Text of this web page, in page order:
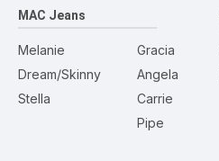
MAC Jeans
Melanie
Dream/Skinny
Stella
Gracia
Angela
Carrie
Pipe